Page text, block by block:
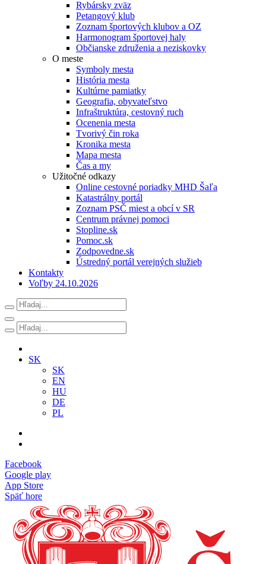
Rybársky zväz
Petangový klub
Zoznam športových klubov a OZ
Harmonogram športovej haly
Občianske združenia a neziskovky
O meste
Symboly mesta
História mesta
Kultúrne pamiatky
Geografia, obyvateľstvo
Infraštruktúra, cestovný ruch
Ocenenia mesta
Tvorivý čin roka
Kronika mesta
Mapa mesta
Čas a my
Užitočné odkazy
Online cestovné poriadky MHD Šaľa
Katastrálny portál
Zoznam PSČ miest a obcí v SR
Centrum právnej pomoci
Stopline.sk
Pomoc.sk
Zodpovedne.sk
Ústredný portál verejných služieb
Kontakty
Voľby 24.10.2026
SK
SK
EN
HU
DE
PL
Facebook
Google play
App Store
Späť hore